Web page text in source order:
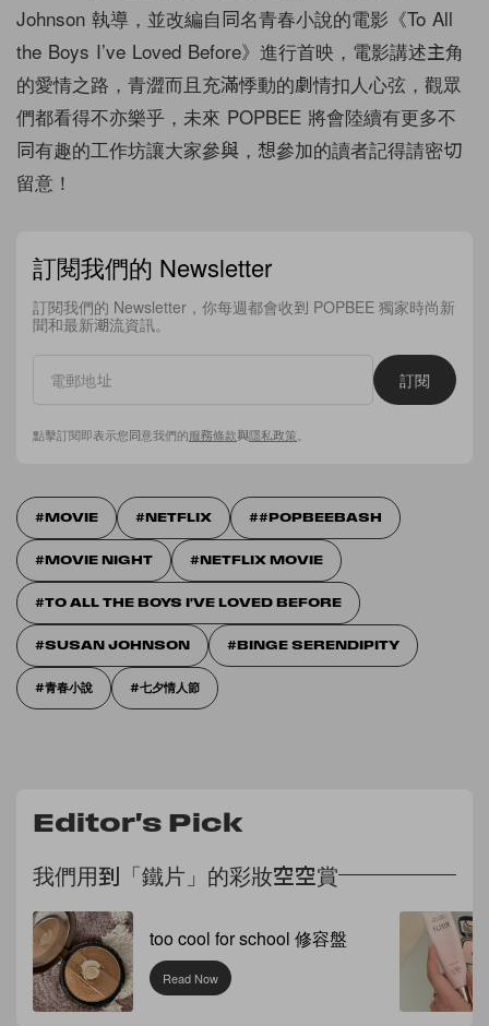
Johnson 執導，並改編自同名青春小說的電影《To All
the Boys I’ve Loved Before》進行首映，電影講述主角
的愛情之路，青澀而且充滿悸動的劇情扣人心弦，觀眾
們都看得不亦樂乎，未來 POPBEE 將會陸續有更多不
同有趣的工作坊讓大家參與，想參加的讀者記得請密切
留意！
訂閱我們的 Newsletter
訂閱我們的 Newsletter，你每週都會收到 POPBEE 獨家時尚新
聞和最新潮流資訊。
訂閱
點擊訂閱即表示您同意我們的服務條款與隱私政策
MOVIE NETFLIX #POPBEEBASH
MOVIE NIGHT NETFLIX MOVIE
TO ALL THE BOYS I'VE LOVED BEFORE
SUSAN JOHNSON BINGE SERENDIPITY
青春小說 七夕情人節
Editor's Pick
我們用到「鐵片」的彩妝空空賞
too cool for school 修容盤
Read Now